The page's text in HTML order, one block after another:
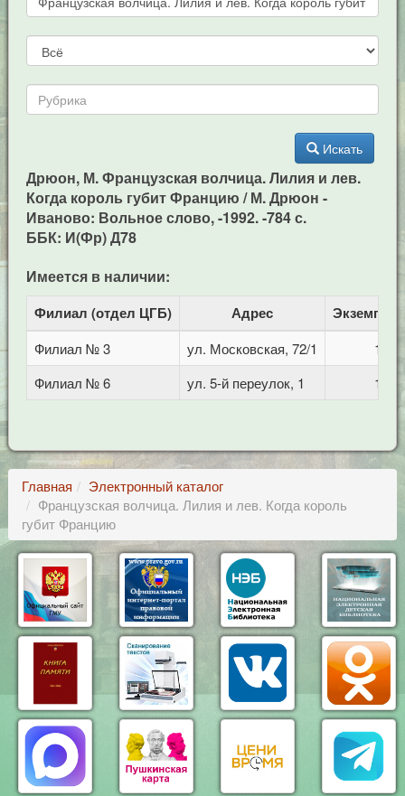
Искать
Дрюон, М. Французская волчица. Лилия и лев.
Когда король губит Францию / М. Дрюон -
Иваново: Вольное слово, -1992. -784 с.
ББК: И(Фр) Д78
Имеется в наличии:
Филиал (отдел ЦГБ) Адрес
Филиал № 3 ул. Московская, 72/1
1
Филиал № 6
ул. 5-й переулок, 1 1
Главная
Электронный каталог
Французская волчица. Лилия и лев. Когда король
губит Францию